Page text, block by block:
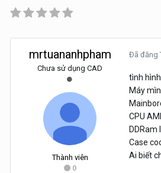
mrtuananhpham
Chưa sử dụng CAD
Thành viên
0
Đã đăng
tình
Máy
CPU
DDRam
Case
Ai biết